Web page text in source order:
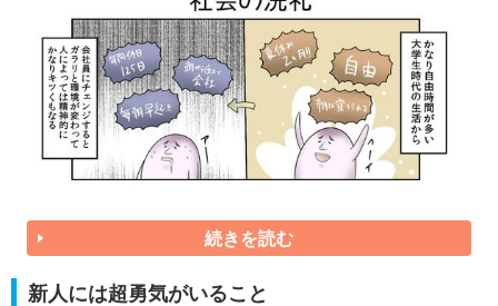
続きを読む
新人には超勇気がいること